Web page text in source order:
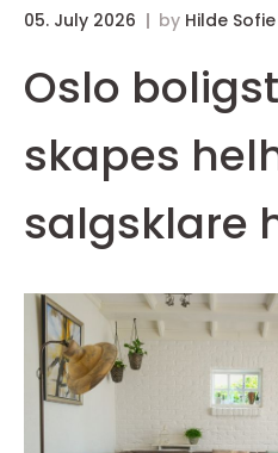
05. July 2026 by Hilde
Oslo
skapes
salgsklare